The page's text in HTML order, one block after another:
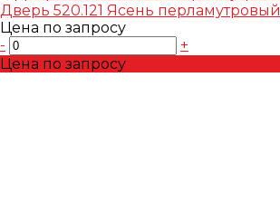
Дверь 520.121 Ясень перламутровый
Цена по запросу
-
+
Цена по запросу